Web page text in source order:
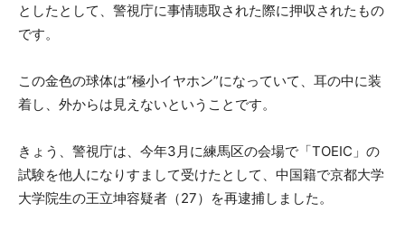
としたとして、警視庁に事情聴取された際に押収されたもの
です。
この金色の球体は“極小イヤホン”になっていて、耳の中に装
着し、外からは見えないということです。
きょう、警視庁は、今年3月に練馬区の会場で「TOEIC」の
試験を他人になりすまして受けたとして、中国籍で京都大学
大学院生の王立坤容疑者（27）を再逮捕しました。